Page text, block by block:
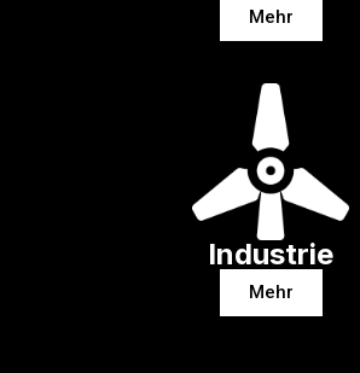
Mehr
Industrie
Mehr